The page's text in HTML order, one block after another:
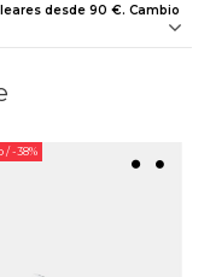
desde 90 €. Cambio
/ -38%